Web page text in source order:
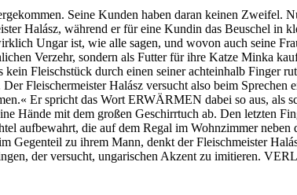
Seine Kunden haben daran keinen Zweifel.
Halász, während er für eine Kundin das Beuschel in
Ungar ist, wie alle sagen, und wovon auch seine
Verzehr, sondern als Futter für ihre Katze Minka
Fleischstück durch einen seiner achteinhalb Finger
Fleischermeister Halász versucht also beim Sprechen
Er spricht das Wort ERWÄRMEN dabei so aus, als
Hände mit dem großen Geschirrtuch ab. Den letzten
aufbewahrt, die auf dem Regal im Wohnzimmer neben
Gegenteil zu ihrem Mann, denkt der Fleischmeister
der versucht, ungarischen Akzent zu imitieren.